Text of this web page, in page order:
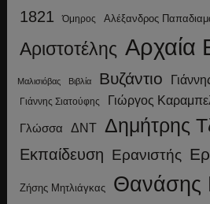
1821 Όμηρος Αλέξανδρος
Αριστοτέλης Αρχαία
Μαλισιόβας Βιβλία Βυζάντιο
Γιάννης Σιατούφης Γιώργος
Γλώσσα ΔΝΤ Δημήτρης
Εκπαίδευση Ερανιστής
Ζήσης Μητλιάγκας Θανάσης